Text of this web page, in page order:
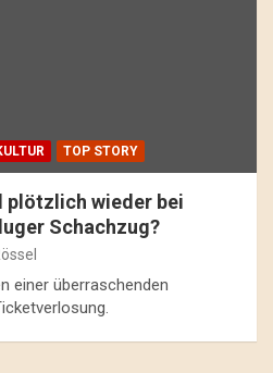
TOP STORY
plötzlich wieder bei
Schachzug?
einer überraschenden